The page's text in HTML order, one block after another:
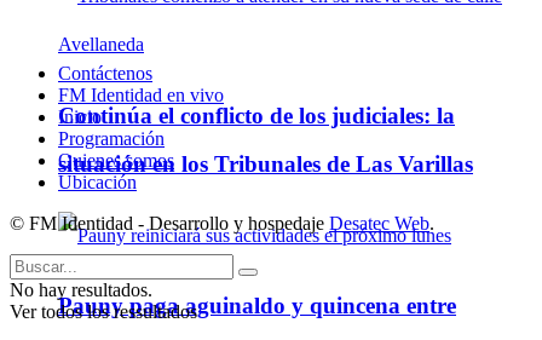
Continúa el conflicto de los judiciales: la
situación en los Tribunales de Las Varillas
Pauny paga aguinaldo y quincena entre
Contáctenos
FM Identidad en vivo
Inicio
Programación
Quienes somos
Ubicación
© FM Identidad - Desarrollo y hospedaje Desatec Web.
No hay resultados.
Ver todos los ressultados